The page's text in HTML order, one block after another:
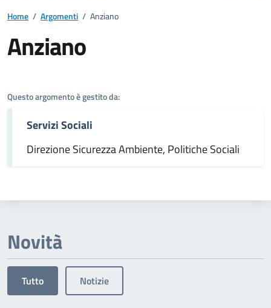
Home / Argomenti / Anziano
Anziano
Questo argomento è gestito da:
Servizi Sociali
Direzione Sicurezza Ambiente, Politiche Sociali
Novità
Tutto Notizie